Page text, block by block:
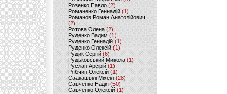
Розенко Павло (2)
Романенко Геннадій (1)
Романов Роман Анатолійович
(2)
Ротова Олена(2)
Руденко Вадим (1)
Руденко Геннадій (1)
Руденко Олексій(1)
Рудик Сергій(6)
Рудьковський Микола (1)
Руслан Арсірій(1)
Рябчин Олексій (1)
Саакашвілі Міхеіл(28)
Савченко Надія (50)
Савченко Олексій(1)